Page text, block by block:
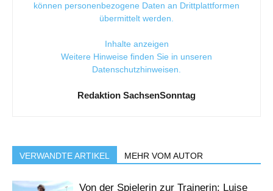
können personenbezogene Daten an Drittplattformen
übermittelt werden.
Inhalte anzeigen
Weitere Hinweise finden Sie in unseren
Datenschutzhinweisen
Redaktion SachsenSonntag
VERWANDTE ARTIKEL MEHR VOM AUTOR
Von der Spielerin zur Trainerin: Luise